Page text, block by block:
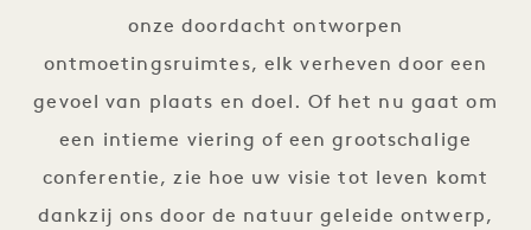
onze doordacht ontworpen
ontmoetingsruimtes, elk verheven door een
gevoel van plaats en doel. Of het nu gaat om
een intieme viering of een grootschalige
conferentie, zie hoe uw visie tot leven komt
dankzij ons door de natuur geleide ontwerp,